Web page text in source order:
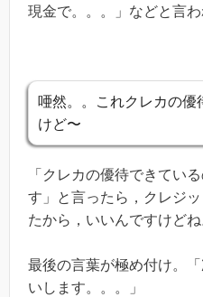
現金で。。。」などと言
唖然。。これクレカの優
けど〜
「クレカの優待できてい
す」と言ったら，クレジ
たから，いいんですけどね
最後の言葉が極め付け。
いします。。。」